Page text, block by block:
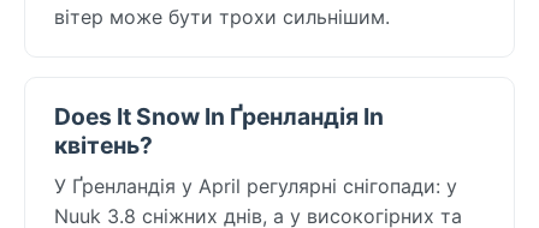
вітер може бути трохи сильнішим.
Does It Snow In Ґренландія In
квітень?
У Ґренландія у April регулярні снігопади: у
Nuuk 3.8 сніжних днів, а у високогірних та